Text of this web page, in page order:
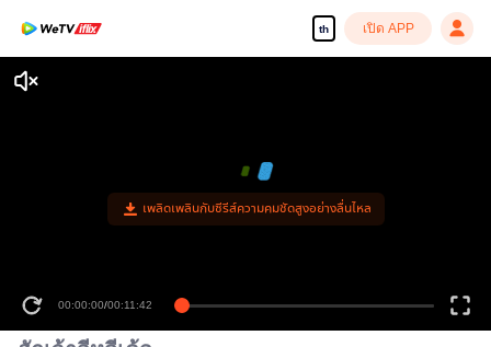
th เปิด APP
เพลิดเพลินกับซีรีส์ความคมชัดสูงอย่างลื่นไหล
00:00:00/00:11:42